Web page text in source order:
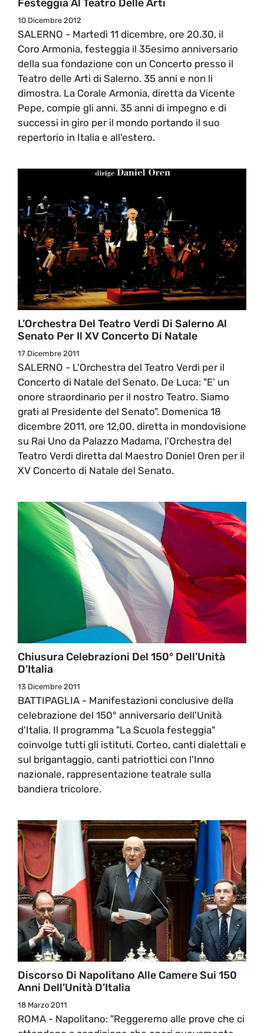
Festeggia Al Teatro Delle Arti
10 Dicembre 2012
SALERNO - Martedì 11 dicembre, ore 20.30, il
Coro Armonia, festeggia il 35esimo anniversario
della sua fondazione con un Concerto presso il
Teatro delle Arti di Salerno. 35 anni e non li
dimostra. La Corale Armonia, diretta da Vicente
Pepe, compie gli anni. 35 anni di impegno e di
successi in giro per il mondo portando il suo
repertorio in Italia e all'estero.
L’Orchestra Del Teatro Verdi Di Salerno Al
Senato Per Il XV Concerto Di Natale
17 Dicembre 2011
SALERNO - L'Orchestra del Teatro Verdi per il
Concerto di Natale del Senato. De Luca: "E’ un
onore straordinario per il nostro Teatro. Siamo
grati al Presidente del Senato". Domenica 18
dicembre 2011, ore 12,00, diretta in mondovisione
su Rai Uno da Palazzo Madama, l'Orchestra del
Teatro Verdi diretta dal Maestro Doniel Oren per il
XV Concerto di Natale del Senato.
Chiusura Celebrazioni Del 150° Dell’Unità
D’Italia
13 Dicembre 2011
BATTIPAGLIA - Manifestazioni conclusive della
celebrazione del 150° anniversario dell'Unità
d'Italia. Il programma "La Scuola festeggia"
coinvolge tutti gli istituti. Corteo, canti dialettali e
sul brigantaggio, canti patriottici con l'Inno
nazionale, rappresentazione teatrale sulla
bandiera tricolore.
Discorso Di Napolitano Alle Camere Sui 150
Anni Dell’Unità D’Italia
18 Marzo 2011
ROMA - Napolitano: "Reggeremo alle prove che ci